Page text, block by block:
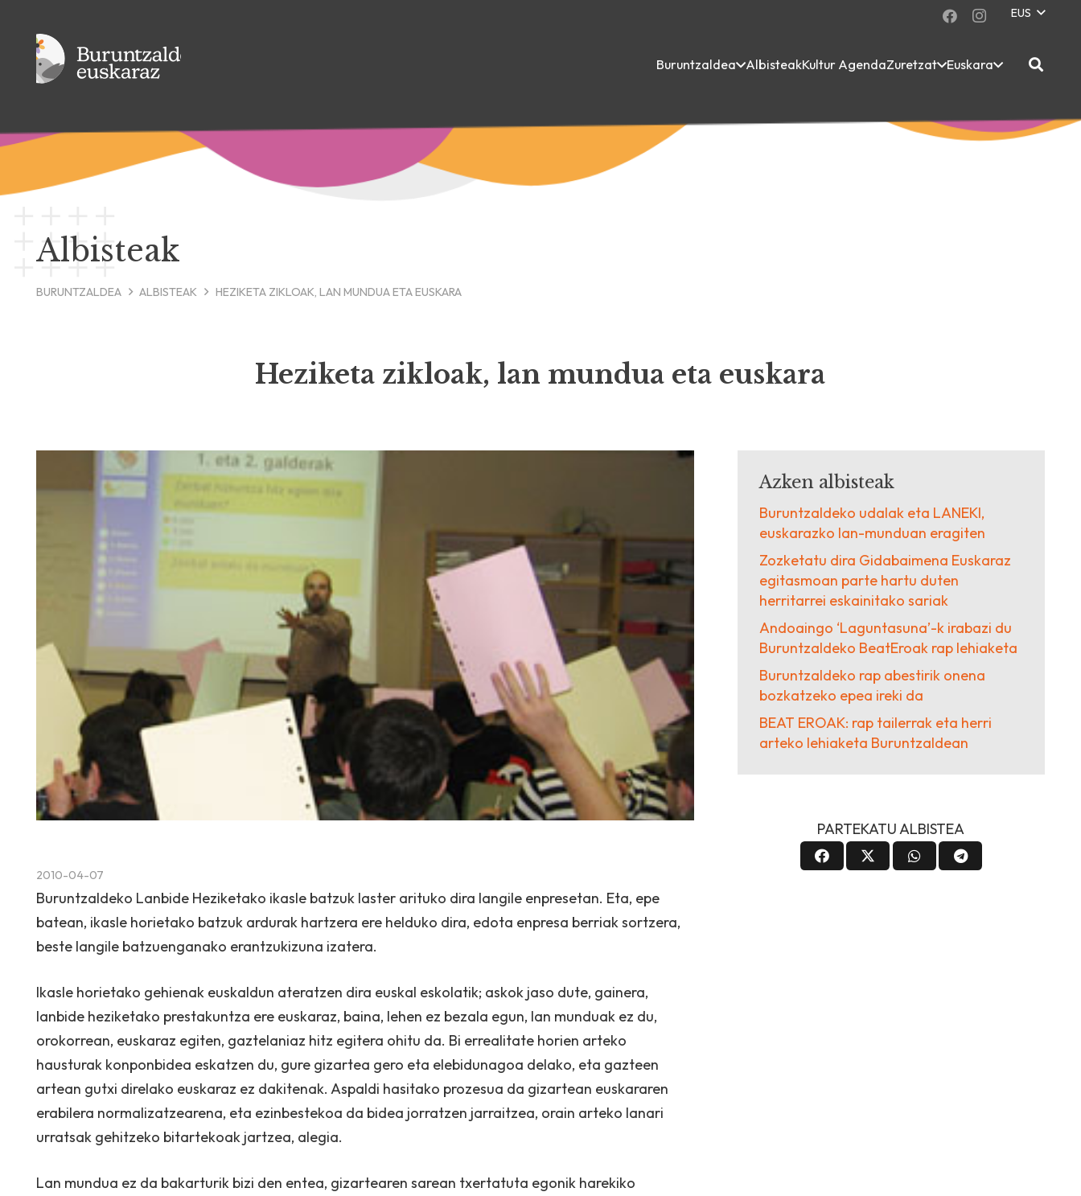
EUS
Buruntzaldea AlbisteakKultur AgendaZuretzat Euskara
Albisteak
BURUNTZALDEA ALBISTEAK HEZIKETA ZIKLOAK, LAN MUNDUA ETA EUSKARA
Heziketa zikloak, lan mundua eta euskara
2010-04-07
Buruntzaldeko Lanbide Heziketako ikasle batzuk laster arituko dira langile enpresetan. Eta, epe
batean, ikasle horietako batzuk ardurak hartzera ere helduko dira, edota enpresa berriak sortzera,
beste langile batzuenganako erantzukizuna izatera.
Ikasle horietako gehienak euskaldun ateratzen dira euskal eskolatik; askok jaso dute, gainera,
lanbide heziketako prestakuntza ere euskaraz, baina, lehen ez bezala egun, lan munduak ez du,
orokorrean, euskaraz egiten, gaztelaniaz hitz egitera ohitu da. Bi errealitate horien arteko
hausturak konponbidea eskatzen du, gure gizartea gero eta elebidunagoa delako, eta gazteen
artean gutxi direlako euskaraz ez dakitenak. Aspaldi hasitako prozesua da gizartean euskararen
erabilera normalizatzearena, eta ezinbestekoa da bidea jorratzen jarraitzea, orain arteko lanari
urratsak gehitzeko bitartekoak jartzea, alegia.
Lan mundua ez da bakarturik bizi den entea, gizartearen sarean txertatuta egonik harekiko
Azken albisteak
Buruntzaldeko udalak eta LANEKI,
euskarazko lan-munduan eragiten
Zozketatu dira Gidabaimena Euskaraz
egitasmoan parte hartu duten
herritarrei eskainitako sariak
Andoaingo ‘Laguntasuna’-k irabazi du
Buruntzaldeko BeatEroak rap lehiaketa
Buruntzaldeko rap abestirik onena
bozkatzeko epea ireki da
BEAT EROAK: rap tailerrak eta herri
arteko lehiaketa Buruntzaldean
PARTEKATU ALBISTEA